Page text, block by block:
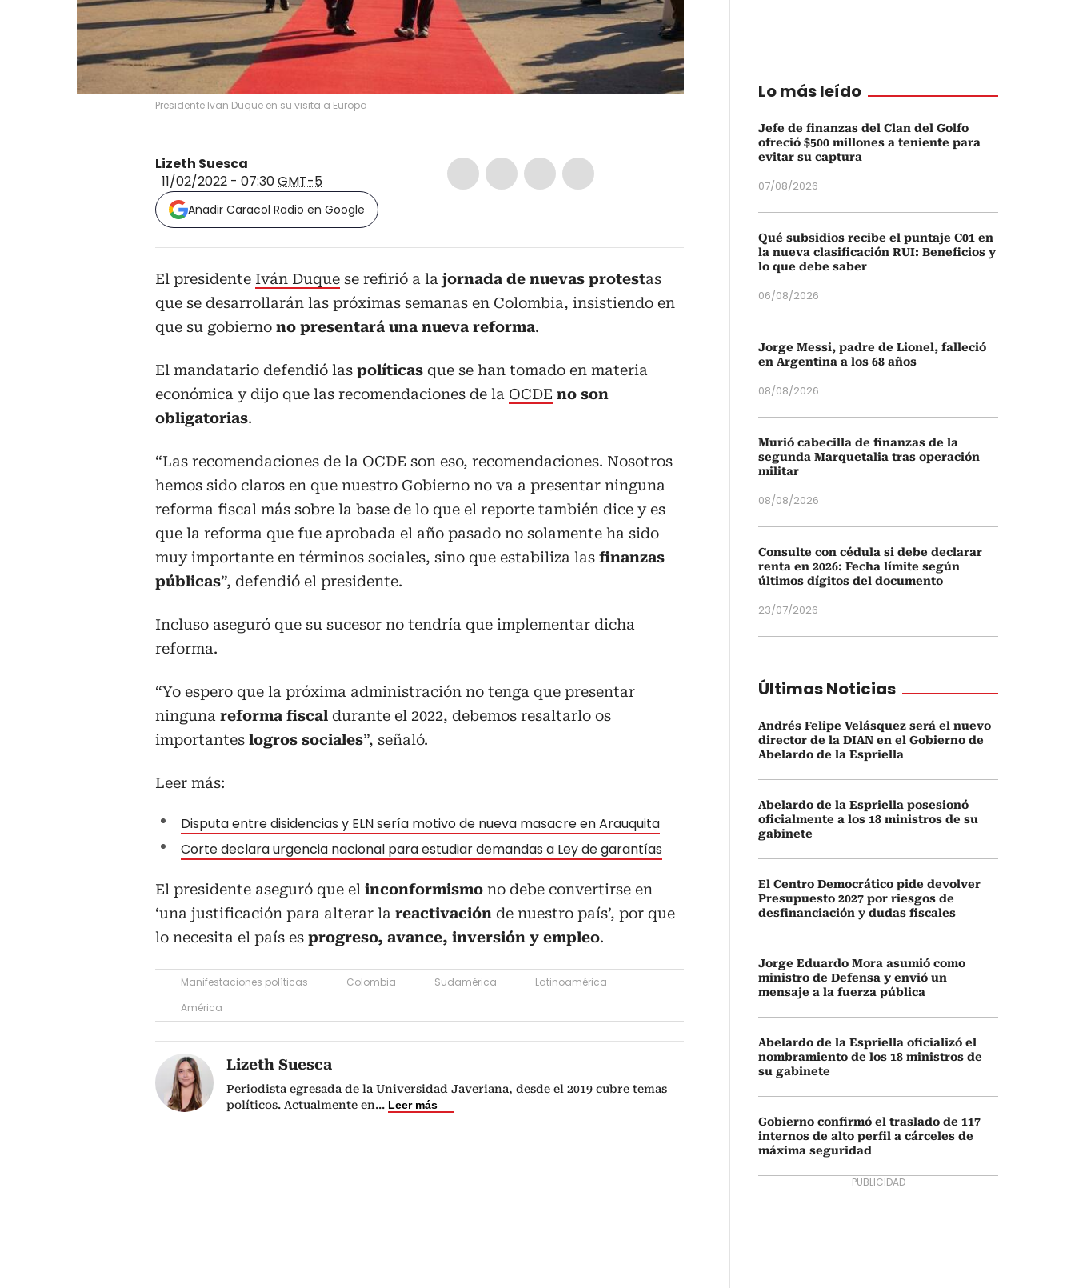
Presidente Ivan Duque en su visita a Europa
Lizeth Suesca
11/02/2022 - 07:30GMT-5
Añadir Caracol Radio en Google
El presidente Iván Duque se refirió a la jornada de nuevas protestas
que se desarrollarán las próximas semanas en Colombia, insistiendo en
que su gobierno no presentará una nueva reforma.
El mandatario defendió las políticas que se han tomado en materia
económica y dijo que las recomendaciones de la OCDE no son
obligatorias.
“Las recomendaciones de la OCDE son eso, recomendaciones. Nosotros
hemos sido claros en que nuestro Gobierno no va a presentar ninguna
reforma fiscal más sobre la base de lo que el reporte también dice y es
que la reforma que fue aprobada el año pasado no solamente ha sido
muy importante en términos sociales, sino que estabiliza las finanzas
públicas”, defendió el presidente.
Incluso aseguró que su sucesor no tendría que implementar dicha
reforma.
“Yo espero que la próxima administración no tenga que presentar
ninguna reforma fiscal durante el 2022, debemos resaltarlo os
importantes logros sociales”, señaló.
Leer más:
Disputa entre disidencias y ELN sería motivo de nueva masacre en Arauquita
Corte declara urgencia nacional para estudiar demandas a Ley de garantías
El presidente aseguró que el inconformismo no debe convertirse en
‘una justificación para alterar la reactivación de nuestro país’, por que
lo necesita el país es progreso, avance, inversión y empleo.
Manifestaciones políticas Colombia Sudamérica
Latinoamérica
América
Lizeth Suesca
Periodista egresada de la Universidad Javeriana, desde el 2019 cubre temas
políticos. Actualmente en... Leer más
Lo más leído
Jefe de finanzas del Clan del Golfo
ofreció $500 millones a teniente para
evitar su captura
07/08/2026
Qué subsidios recibe el puntaje C01 en
la nueva clasificación RUI: Beneficios y
lo que debe saber
06/08/2026
Jorge Messi, padre de Lionel, falleció
en Argentina a los 68 años
08/08/2026
Murió cabecilla de finanzas de la
segunda Marquetalia tras operación
militar
08/08/2026
Consulte con cédula si debe declarar
renta en 2026: Fecha límite según
últimos dígitos del documento
23/07/2026
Últimas Noticias
Andrés Felipe Velásquez será el nuevo
director de la DIAN en el Gobierno de
Abelardo de la Espriella
Abelardo de la Espriella posesionó
oficialmente a los 18 ministros de su
gabinete
El Centro Democrático pide devolver
Presupuesto 2027 por riesgos de
desfinanciación y dudas fiscales
Jorge Eduardo Mora asumió como
ministro de Defensa y envió un
mensaje a la fuerza pública
Abelardo de la Espriella oficializó el
nombramiento de los 18 ministros de
su gabinete
Gobierno confirmó el traslado de 117
internos de alto perfil a cárceles de
máxima seguridad